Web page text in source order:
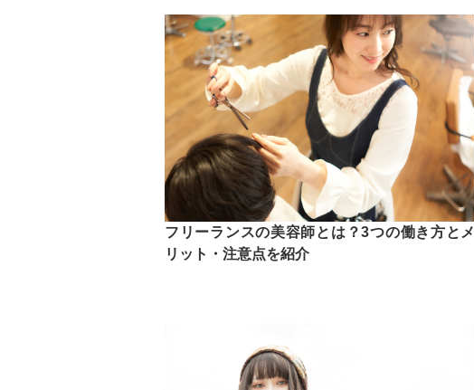
フリーランスの美容師とは？3つの働き方とメ
リット・注意点を紹介